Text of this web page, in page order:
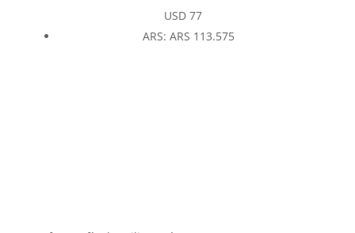
USD77
ARS: ARS 113.575